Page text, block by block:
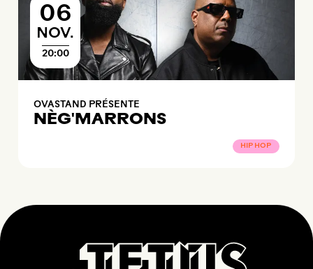
06
NOVEMBRE
NOV.
20:00
OVASTAND PRÉSENTE
NÈG'MARRONS
HIP HOP